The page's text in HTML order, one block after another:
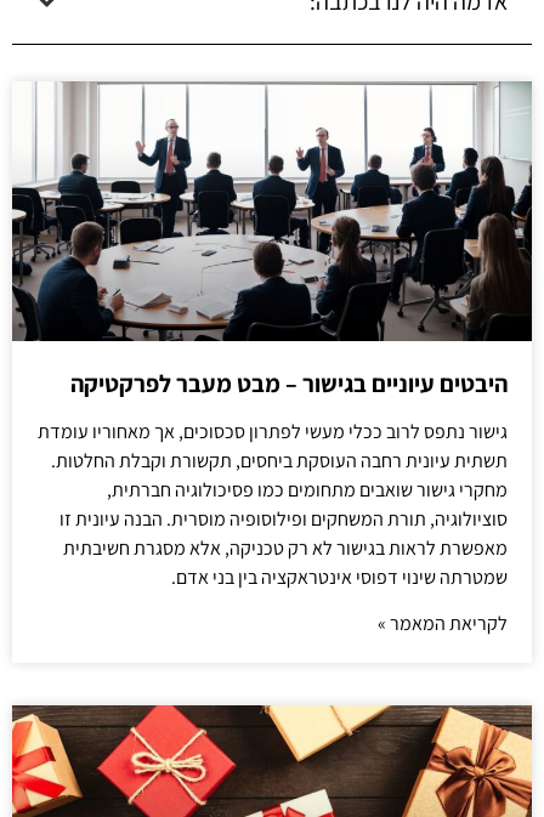
היבטים עיוניים בגישור – מבט מעבר לפרקטיקה
גישור נתפס לרוב ככלי מעשי לפתרון סכסוכים, אך מאחוריו עומדת
תשתית עיונית רחבה העוסקת ביחסים, תקשורת וקבלת החלטות.
מחקרי גישור שואבים מתחומים כמו פסיכולוגיה חברתית,
סוציולוגיה, תורת המשחקים ופילוסופיה מוסרית. הבנה עיונית זו
מאפשרת לראות בגישור לא רק טכניקה, אלא מסגרת חשיבתית
שמטרתה שינוי דפוסי אינטראקציה בין בני אדם.
לקריאת המאמר »